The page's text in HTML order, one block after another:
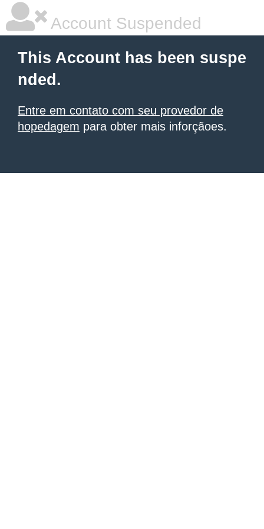
Account Suspended
This Account has been suspe
nded.
Entre em contato com seu provedor de
hopedagem para obter mais inforçãoes.